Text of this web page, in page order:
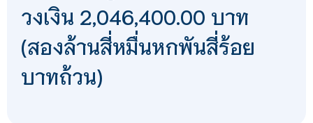
วงเงิน 2,046,400.00 บาท
(สองล้านสี่หมื่นหกพันสี่ร้อย
บาทถ้วน)